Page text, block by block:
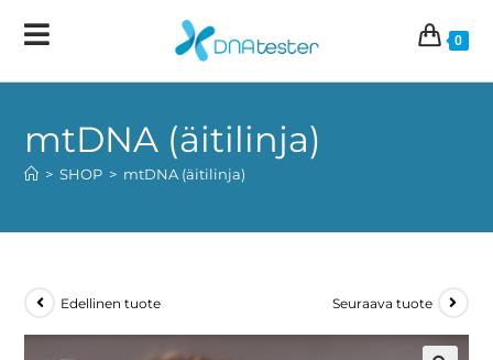
0
mtDNA (äitilinja)
> SHOP > mtDNA (äitilinja)
Edellinen tuote Seuraava tuote